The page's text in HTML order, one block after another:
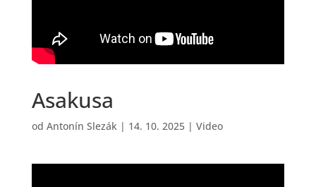
Asakusa
od Antonín Slezák| 14. 10. 2025| Video